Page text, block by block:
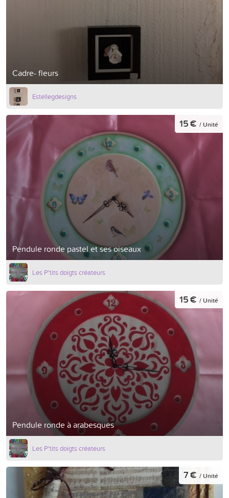
Cadre- fleurs
Estellegdesigns
Pendule ronde pastel et ses oiseaux
15 € / Unité
Les P'tits doigts créateurs
Pendule ronde à arabesques
15 € / Unité
Les P'tits doigts créateurs
7 € / Unité